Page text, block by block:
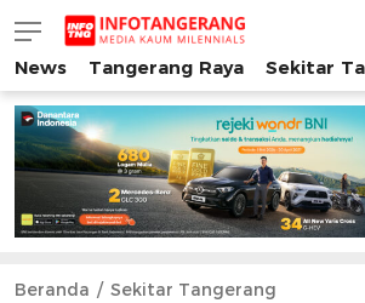
INFO TANGERANG
Media Kaum Millenials Tangerang
News Tangerang Raya Sekitar
Beranda Sekitar Tangerang